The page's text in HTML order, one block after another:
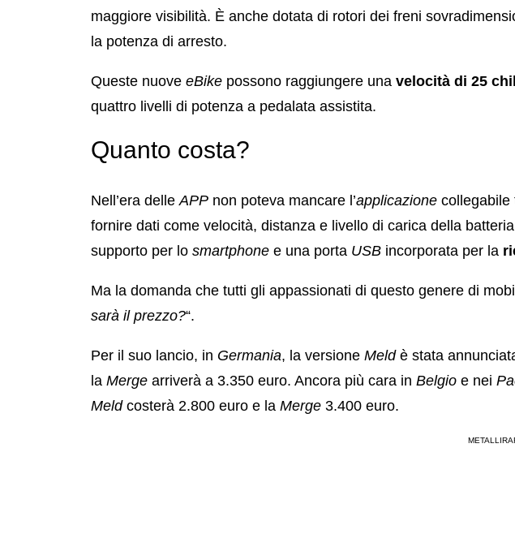
maggiore visibilità. È anche dotata di rotori dei freni
la potenza di arresto.
Queste nuove eBike possono raggiungere una velocità di 25
quattro livelli di potenza a pedalata assistita.
Quanto costa?
Nell’era delle APP non poteva mancare l’applicazione collegabile
fornire dati come velocità, distanza e livello di carica della
supporto per lo smartphone e una porta USB incorporata per la
Ma la domanda che tutti gli appassionati di questo genere di
sarà il prezzo?“.
Per il suo lancio, in Germania, la versione Meldè stata
la Merge arriverà a 3.350 euro. Ancora più cara in Belgio e nei
Meldcosterà 2.800 euro e la Merge 3.400 euro.